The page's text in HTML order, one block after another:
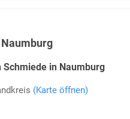
Schmiede in Naumburg
(Karte öffnen)